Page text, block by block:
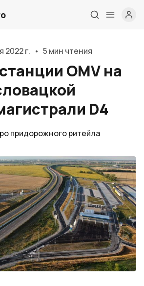
Главная
О нас
и обучение
Блог
События
Контакты
Лучшие АЗС мира
2022 г. • 5 мин чтения
OMV на
D4
придорожного ритейла